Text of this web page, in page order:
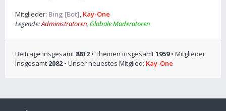
Mitglieder: Bing [Bot], Kay-One
Legende:Administratoren, Globale Moderatoren
Beiträge insgesamt 8812• Themen insgesamt1959• Mitglieder
insgesamt 2082• Unser neuestes Mitglied: Kay-One